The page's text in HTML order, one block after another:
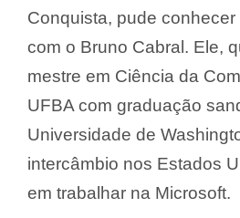
Conquista, pude
com o Bruno Cabral. Ele,
mestre em Ciência da
UFBA com graduação
Universidade de
intercâmbio nos Estados
em trabalhar na Microsoft.